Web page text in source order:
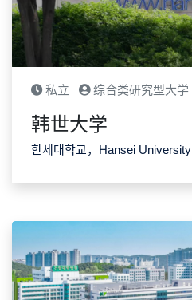
私立 综合类研究型大学
韩世大学
한세대학교，Hansei University